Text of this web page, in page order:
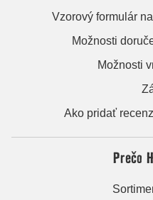
Vzorový formulár
Možnosti
Možnosti
Ako pridať
Prečo